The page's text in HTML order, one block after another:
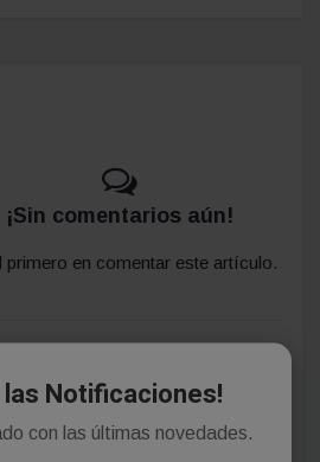
¡Sin comentarios aún!
primero en comentar este artículo.
las Notificaciones!
con las últimas novedades.